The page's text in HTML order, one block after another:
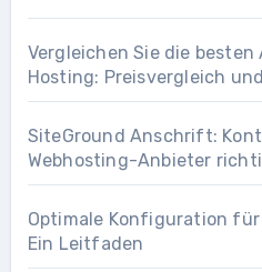
Vergleichen Sie die
Hosting: Preisvergleich
SiteGround Anschrift:
Webhosting-Anbieter
Optimale Konfiguration
Ein Leitfaden